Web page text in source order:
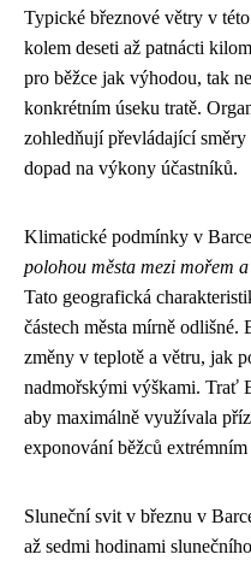
Typické březnové větry v
kolem deseti až patnácti
pro běžce jak výhodou, tak
konkrétním úseku tratě.
zohledňují převládající
dopad na výkony účastníků.
Klimatické podmínky v
polohou města mezi mořem
Tato geografická
částech města mírně odlišné.
změny v teplotě a větru, jak
nadmořskými výškami. Trať
aby maximálně využívala
exponování běžců
Sluneční svit v březnu v
až sedmi hodinami